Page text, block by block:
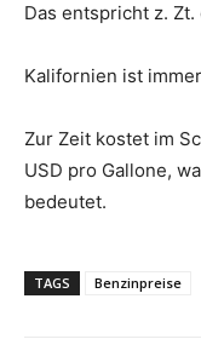
Das entspricht z.
Kalifornien ist
Zur Zeit kostet im
USD pro Gallone,
bedeutet.
TAGS Benzinpreise